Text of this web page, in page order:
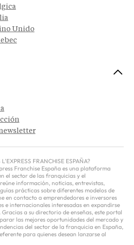
Unido
L'EXPRESS FRANCHISE ESPAÑA?
Franchise España es una plataforma
el sector de las franquicias y el
información, noticias, entrevistas,
prácticas sobre diferentes modelos de
en contacto a emprendedores e inversores
e internacionales interesadas en expandirse
a su directorio de enseñas, este portal
las mejores oportunidades del mercado y
del sector de la franquicia en España,
para quienes desean lanzarse al